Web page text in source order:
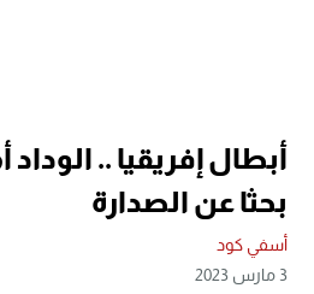
أبطال إفريقيا .. الوداد
بحثا عن الصدارة
أسفي كود
3 مارس 2023